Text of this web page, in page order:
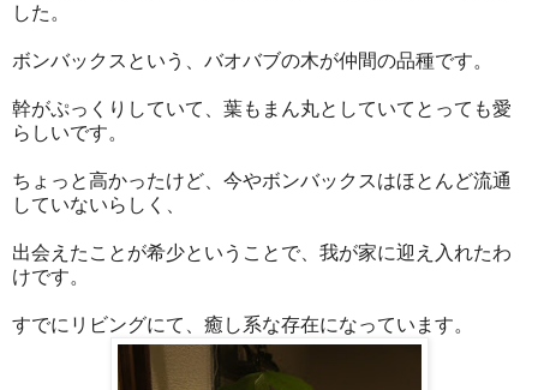
した。
ボンバックスという、バオバブの木が仲間の品種です。
幹がぷっくりしていて、葉もまん丸としていてとっても愛
らしいです。
ちょっと高かったけど、今やボンバックスはほとんど流通
していないらしく、
出会えたことが希少ということで、我が家に迎え入れたわ
けです。
すでにリビングにて、癒し系な存在になっています。